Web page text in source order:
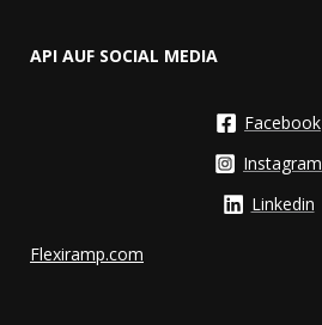
API AUF SOCIAL MEDIA
Facebook
Instagram
Linkedin
Flexiramp.com